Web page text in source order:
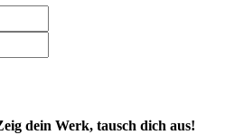
dein Werk, tausch dich aus!